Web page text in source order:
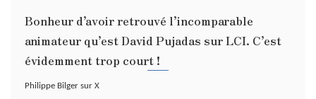
Bonheur d’avoir retrouvé l’incomparable
animateur qu’est David Pujadas sur LCI. C’est
évidemment trop court !
Philippe Bilger sur X